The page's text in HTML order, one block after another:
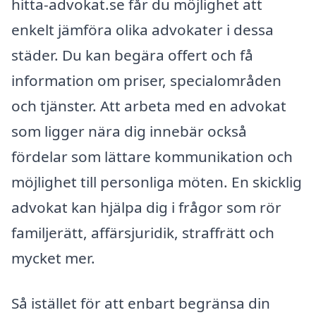
hitta-advokat.se får du möjlighet att
enkelt jämföra olika advokater i dessa
städer. Du kan begära offert och få
information om priser, specialområden
och tjänster. Att arbeta med en advokat
som ligger nära dig innebär också
fördelar som lättare kommunikation och
möjlighet till personliga möten. En skicklig
advokat kan hjälpa dig i frågor som rör
familjerätt, affärsjuridik, straffrätt och
mycket mer.
Så istället för att enbart begränsa din